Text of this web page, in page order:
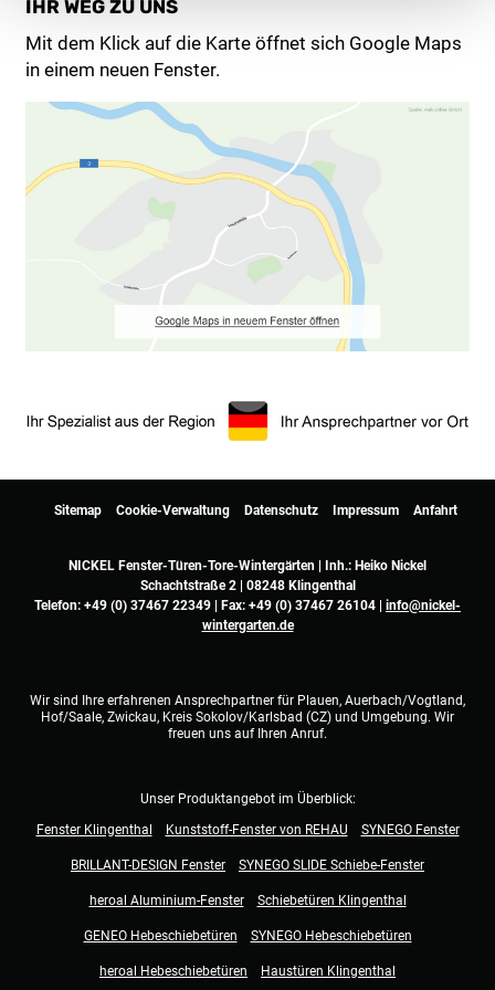
IHR WEG ZU UNS
Mit dem Klick auf die Karte öffnet sich Google Maps
in einem neuen Fenster.
Sitemap Cookie-Verwaltung Datenschutz Impressum Anfahrt
NICKEL Fenster-Türen-Tore-Wintergärten | Inh.: Heiko Nickel
Schachtstraße 2 | 08248 Klingenthal
Telefon: +49 (0) 37467 22349 | Fax: +49 (0) 37467 26104 | info@nickel-
wintergarten.de
Wir sind Ihre erfahrenen Ansprechpartner für Plauen, Auerbach/Vogtland,
Hof/Saale, Zwickau, Kreis Sokolov/Karlsbad (CZ) und Umgebung. Wir
freuen uns auf Ihren Anruf.
Unser Produktangebot im Überblick:
Fenster Klingenthal
Kunststoff-Fenster von REHAU SYNEGO Fenster
BRILLANT-DESIGN Fenster SYNEGO SLIDE Schiebe-Fenster
heroal Aluminium-Fenster Schiebetüren Klingenthal
GENEO Hebeschiebetüren SYNEGO Hebeschiebetüren
heroal Hebeschiebetüren Haustüren Klingenthal